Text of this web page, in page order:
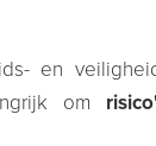
en
om